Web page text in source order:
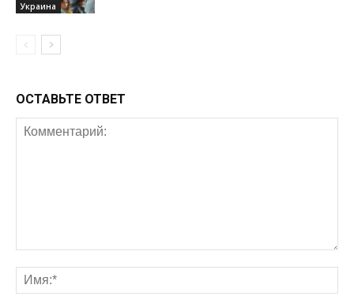
Украина
ОСТАВЬТЕ ОТВЕТ